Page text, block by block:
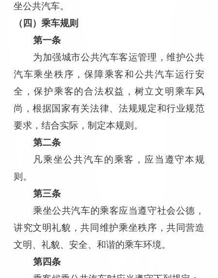
坐公共汽车。
（四）乘车规则
第一条
为加强城市公共汽车客运管理，维护公共
汽车乘坐秩序，保障乘客和公共汽车运行安
全，保护乘客的合法权益，树立文明乘车风
尚，根据国家有关法律、法规规定和行业规范
要求，结合实际，制定本规则。
第二条
凡乘坐公共汽车的乘客，应当遵守本规
则。
第三条
乘坐公共汽车的乘客应当遵守社会公德，
讲究文明礼貌，共同维护乘坐秩序，共同营造
文明、礼貌、安全、和谐的乘车环境。
第四条